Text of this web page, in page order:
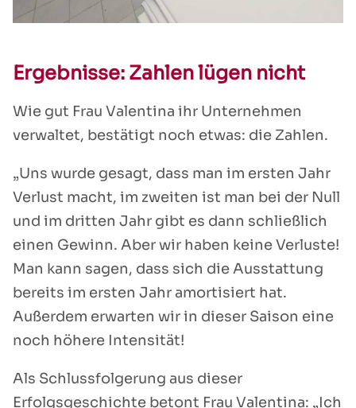
Ergebnisse: Zahlen lügen nicht
Wie gut Frau Valentina ihr Unternehmen
verwaltet, bestätigt noch etwas: die Zahlen.
„Uns wurde gesagt, dass man im ersten Jahr
Verlust macht, im zweiten ist man bei der Null
und im dritten Jahr gibt es dann schließlich
einen Gewinn. Aber wir haben keine Verluste!
Man kann sagen, dass sich die Ausstattung
bereits im ersten Jahr amortisiert hat.
Außerdem erwarten wir in dieser Saison eine
noch höhere Intensität!
Als Schlussfolgerung aus dieser
Erfolgsgeschichte betont Frau Valentina: „Ich